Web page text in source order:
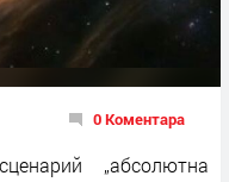
0 Коментара
„абсолютна